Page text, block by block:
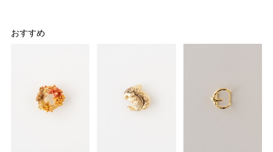
おすすめ